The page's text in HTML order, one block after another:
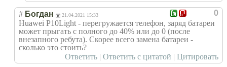
0
# Богдан 21.04.2021 15:33
Huawei P10Light - перегружается телефон, заряд батареи
может прыгать с полного до 40% или до 0 (после
внезапного ребута). Скорее всего замена батареи -
сколько это стоить?
Ответить | Ответить с цитатой | Цитировать